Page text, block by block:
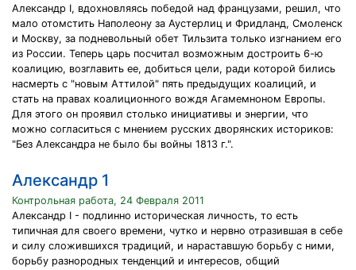
Александр I, вдохновляясь победой над французами, решил, что
мало отомстить Наполеону за Аустерлиц и Фридланд, Смоленск
и Москву, за подневольный обет Тильзита только изгнанием его
из России. Теперь царь посчитал возможным достроить 6-ю
коалицию, возглавить ее, добиться цели, ради которой бились
насмерть с "новым Аттилой" пять предыдущих коалиций, и
стать на правах коалиционного вождя Агамемноном Европы.
Для этого он проявил столько инициативы и энергии, что
можно согласиться с мнением русских дворянских историков:
"Без Александра не было бы войны 1813 г.".
Александр 1
Контрольная работа, 24 Февраля 2011
Александр I - подлинно историческая личность, то есть
типичная для своего времени, чутко и нервно отразившая в себе
и силу сложившихся традиций, и нараставшую борьбу с ними,
борьбу разнородных тенденций и интересов, общий